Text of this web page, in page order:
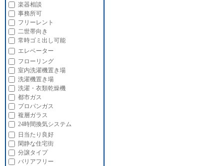
楽器相談
事務所可
フリーレント
二世帯向き
常時ゴミ出し可能
エレベーター
フローリング
室内洗濯機置き場
洗濯機置き場
洗濯・衣類乾燥機
都市ガス
プロパンガス
複層ガラス
24時間換気システム
日当たり良好
閑静な住宅街
分譲タイプ
バリアフリー